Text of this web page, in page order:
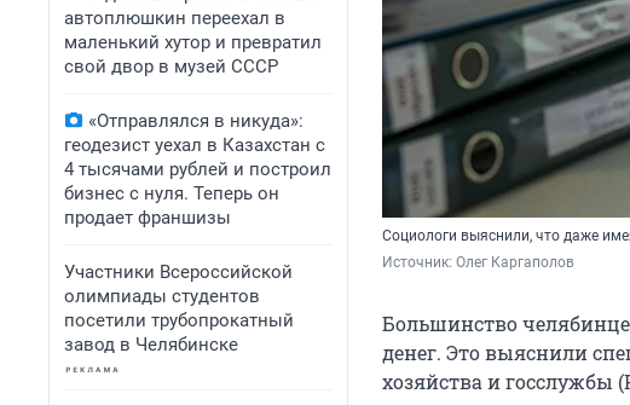
автоплюшкин переехал в
маленький хутор и превратил
свой двор в музей СССР
«Отправлялся в никуда»:
геодезист уехал в Казахстан с
4 тысячами рублей и построил
бизнес с нуля. Теперь он
продает франшизы
Участники Всероссийской
олимпиады студентов
посетили трубопрокатный
завод в Челябинске
Социологи выяснили, что даже
Источник: Олег Каргаполов
Большинство
денег. Это выяснили
хозяйства и госслужбы